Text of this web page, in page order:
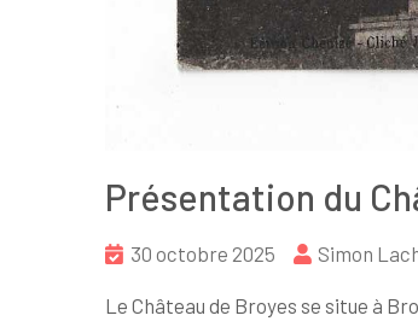
Présentation du
30 octobre 2025 Simon
Le Château de Broyes se situe à